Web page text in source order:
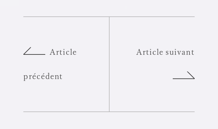
Article
précédent
Article suivant